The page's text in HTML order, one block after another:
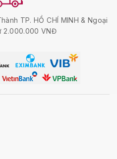
TP. HỒ CHÍ MINH & Ngoại
2.000.000 VNĐ